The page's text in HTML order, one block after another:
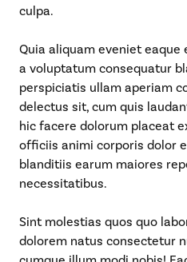
culpa.
Quia aliquam eveniet
a voluptatum consequatur
perspiciatis ullam aperiam
delectus sit, cum quis
hic facere dolorum placeat
officiis animi corporis dolor
blanditiis earum maiores
necessitatibus.
Sint molestias quos quo
dolorem natus consectetur